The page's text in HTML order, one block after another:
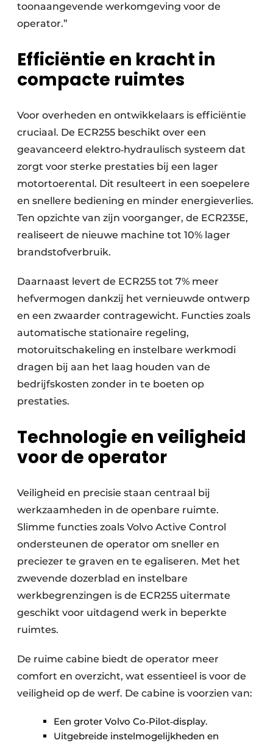
toonaangevende werkomgeving voor de
operator.”
Efficiëntie en kracht in
compacte ruimtes
Voor overheden en ontwikkelaars is efficiëntie
cruciaal. De ECR255 beschikt over een
geavanceerd elektro‑hydraulisch systeem dat
zorgt voor sterke prestaties bij een lager
motortoerental. Dit resulteert in een soepelere
en snellere bediening en minder energieverlies.
Ten opzichte van zijn voorganger, de ECR235E,
realiseert de nieuwe machine tot 10% lager
brandstofverbruik.
Daarnaast levert de ECR255 tot 7% meer
hefvermogen dankzij het vernieuwde ontwerp
en een zwaarder contragewicht. Functies zoals
automatische stationaire regeling,
motoruitschakeling en instelbare werkmodi
dragen bij aan het laag houden van de
bedrijfskosten zonder in te boeten op
prestaties.
Technologie en veiligheid
voor de operator
Veiligheid en precisie staan centraal bij
werkzaamheden in de openbare ruimte.
Slimme functies zoals Volvo Active Control
ondersteunen de operator om sneller en
preciezer te graven en te egaliseren. Met het
zwevende dozerblad en instelbare
werkbegrenzingen is de ECR255 uitermate
geschikt voor uitdagend werk in beperkte
ruimtes.
De ruime cabine biedt de operator meer
comfort en overzicht, wat essentieel is voor de
veiligheid op de werf. De cabine is voorzien van:
Een groter Volvo Co‑Pilot‑display.
Uitgebreide instelmogelijkheden en